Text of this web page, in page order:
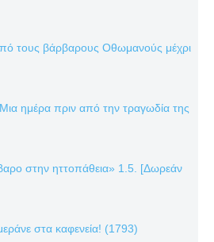
τους βάρβαρους Οθωμανούς μέχρι
ημέρα πριν από την τραγωδία της
στην ηττοπάθεια» 1.5. [Δωρεάν
στα καφενεία! (1793)